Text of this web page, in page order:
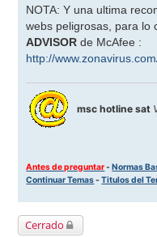
NOTA: Y una ultima
webs peligrosas, para
ADVISOR de McAfee :
http://
msc hotline sat
Antes de preguntar-Normas
Continuar Temas-Titulos del
Cerrado